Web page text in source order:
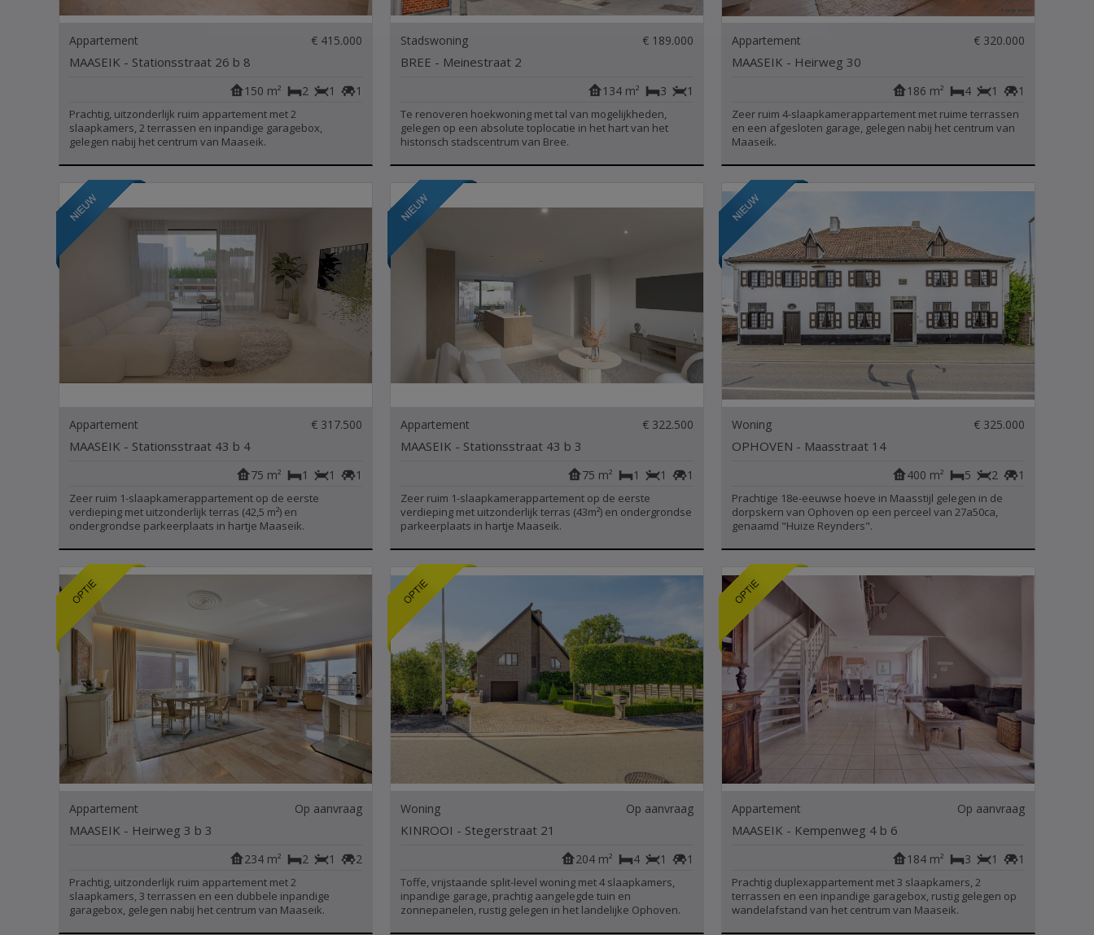
Appartement € 415.000
MAASEIK - Stationsstraat 26 b 8
1
1
2
150 m²
Prachtig, uitzonderlijk ruim appartement met 2
slaapkamers, 2 terrassen en inpandige garagebox,
gelegen nabij het centrum van Maaseik.
Stadswoning € 189.000
BREE - Meinestraat 2
1
3
134 m²
Te renoveren hoekwoning met tal van mogelijkheden,
gelegen op een absolute toplocatie in het hart van het
historisch stadscentrum van Bree.
Appartement € 320.000
MAASEIK - Heirweg 30
1
1
4
186 m²
Zeer ruim 4-slaapkamerappartement met ruime terrassen
en een afgesloten garage, gelegen nabij het centrum van
Maaseik.
Appartement € 317.500
MAASEIK - Stationsstraat 43 b 4
1
1
1
75 m²
Zeer ruim 1-slaapkamerappartement op de eerste
verdieping met uitzonderlijk terras (42,5 m²) en
ondergrondse parkeerplaats in hartje Maaseik.
Appartement € 322.500
MAASEIK - Stationsstraat 43 b 3
1
1
1
75 m²
Zeer ruim 1-slaapkamerappartement op de eerste
verdieping met uitzonderlijk terras (43m²) en ondergrondse
parkeerplaats in hartje Maaseik.
Woning € 325.000
OPHOVEN - Maasstraat 14
1
2
5
400 m²
Prachtige 18e-eeuwse hoeve in Maasstijl gelegen in de
dorpskern van Ophoven op een perceel van 27a50ca,
genaamd "Huize Reynders".
Appartement Op aanvraag
MAASEIK - Heirweg 3 b 3
2
1
2
234 m²
Prachtig, uitzonderlijk ruim appartement met 2
slaapkamers, 3 terrassen en een dubbele inpandige
garagebox, gelegen nabij het centrum van Maaseik.
Woning Op aanvraag
KINROOI - Stegerstraat 21
1
1
4
204 m²
Toffe, vrijstaande split-level woning met 4 slaapkamers,
inpandige garage, prachtig aangelegde tuin en
zonnepanelen, rustig gelegen in het landelijke Ophoven.
Appartement Op aanvraag
MAASEIK - Kempenweg 4 b 6
1
1
3
184 m²
Prachtig duplexappartement met 3 slaapkamers, 2
terrassen en een inpandige garagebox, rustig gelegen op
wandelafstand van het centrum van Maaseik.